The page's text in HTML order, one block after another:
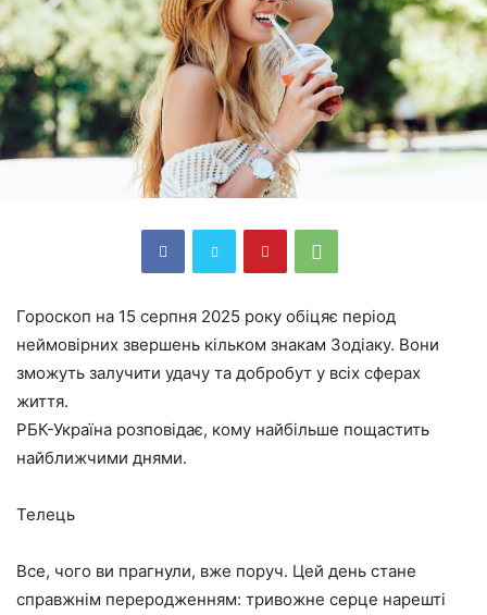
Гороскоп на 15 серпня 2025 року обіцяє період
неймовірних звершень кільком знакам Зодіаку. Вони
зможуть залучити удачу та добробут у всіх сферах
життя.
РБК-Україна розповідає, кому найбільше пощастить
найближчими днями.
Телець
Все, чого ви прагнули, вже поруч. Цей день стане
справжнім переродженням: тривожне серце нарешті